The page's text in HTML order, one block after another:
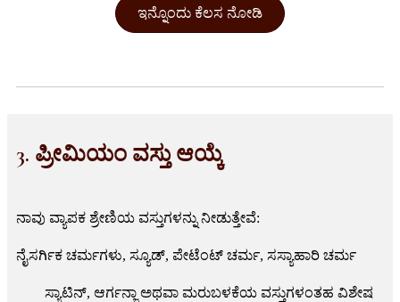
ಇನ್ನೊಂದು ಕೆಲಸ ನೋಡಿ
3. ಪ್ರೀಮಿಯಂ ವಸ್ತು ಆಯ್ಕೆ
ನಾವು ವ್ಯಾಪಕ ಶ್ರೇಣಿಯ ವಸ್ತುಗಳನ್ನು ನೀಡುತ್ತೇವೆ:
ನೈಸರ್ಗಿಕ ಚರ್ಮಗಳು, ಸ್ಯೂಡ್, ಪೇಟೆಂಟ್ ಚರ್ಮ, ಸಸ್ಯಾಹಾರಿ ಚರ್ಮ
ಸ್ಯಾಟಿನ್, ಆರ್ಗನ್ಜಾ ಅಥವಾ ಮರುಬಳಕೆಯ ವಸ್ತುಗಳಂತಹ ವಿಶೇಷ